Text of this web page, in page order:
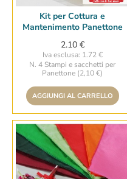
Kit per Cottura e
Mantenimento Panettone
2.10 €
Iva esclusa: 1.72 €
N. 4 Stampi e sacchetti per
Panettone (2,10 €)
AGGIUNGI AL CARRELLO